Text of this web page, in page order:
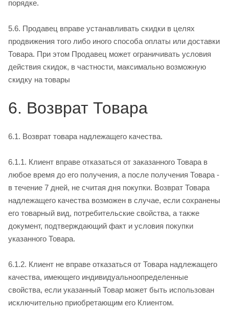
порядке.
5.6. Продавец вправе устанавливать скидки в целях
продвижения того либо иного способа оплаты или доставки
Товара. При этом Продавец может ограничивать условия
действия скидок, в частности, максимально возможную
скидку на товары
6. Возврат Товара
6.1. Возврат товара надлежащего качества.
6.1.1. Клиент вправе отказаться от заказанного Товара в
любое время до его получения, а после получения Товара ­
в течение 7 дней, не считая дня покупки. Возврат Товара
надлежащего качества возможен в случае, если сохранены
его товарный вид, потребительские свойства, а также
документ, подтверждающий факт и условия покупки
указанного Товара.
6.1.2. Клиент не вправе отказаться от Товара надлежащего
качества, имеющего индивидуально­определенные
свойства, если указанный Товар может быть использован
исключительно приобретающим его Клиентом.